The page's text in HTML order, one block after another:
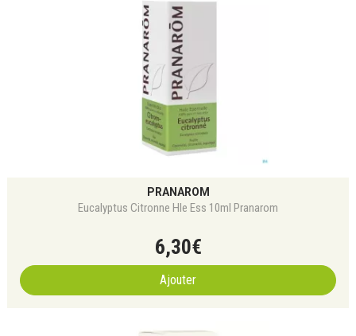
PRANAROM
Eucalyptus Citronne Hle Ess 10ml Pranarom
6,30€
Ajouter